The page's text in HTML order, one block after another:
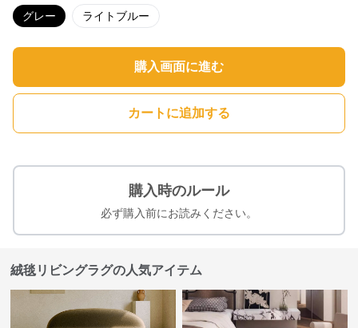
グレー ライトブルー
購入画面に進む
カートに追加する
購入時のルール
必ず購入前にお読みください。
絨毯リビングラグの人気アイテム